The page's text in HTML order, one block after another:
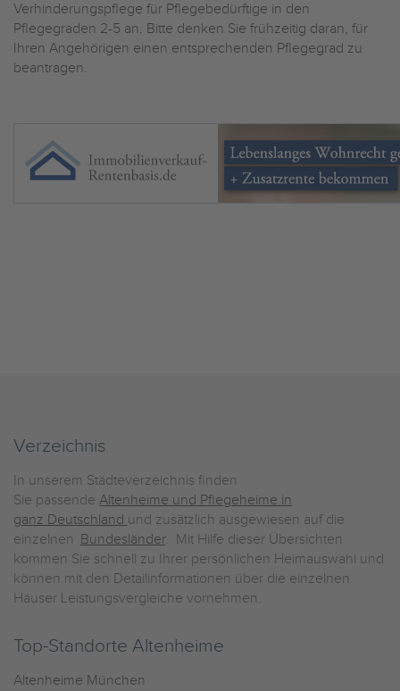
Verhinderungspflege für Pflegebedürftige in den
Pflegegraden 2-5 an. Bitte denken Sie frühzeitig daran, für
Ihren Angehörigen einen entsprechenden Pflegegrad zu
beantragen.
Verzeichnis
In unserem Städteverzeichnis finden
Sie passende Altenheime und Pflegeheime in
ganz Deutschland und zusätzlich ausgewiesen auf die
einzelnen Bundesländer. Mit Hilfe dieser Übersichten
kommen Sie schnell zu Ihrer persönlichen Heimauswahl und
können mit den Detailinformationen über die einzelnen
Häuser Leistungsvergleiche vornehmen.
Top-Standorte Altenheime
Altenheime München